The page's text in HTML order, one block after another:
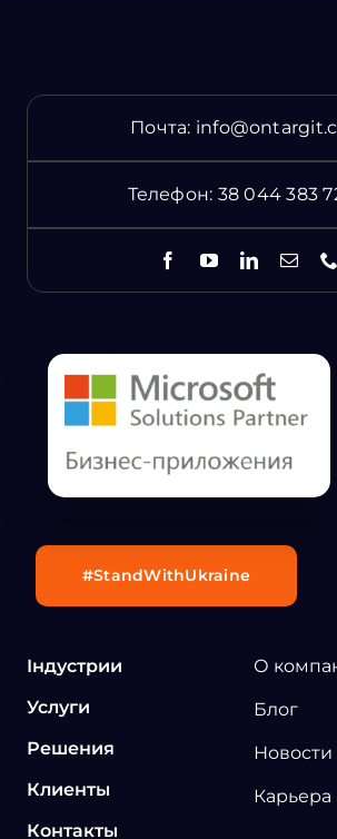
Почта:
Телефон: 38 044 383
Індустрии
Услуги
Решения
Клиенты
Контакты
О
Блог
Новости
Карьера
#StandWithUkraine